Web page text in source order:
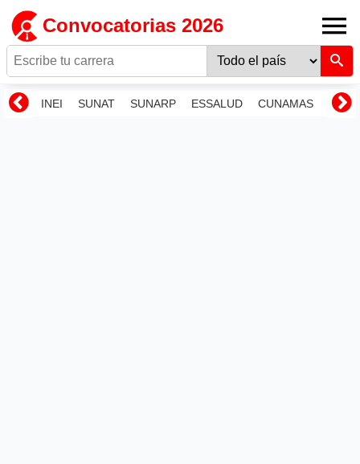
Convocatorias 2026
INEI SUNAT SUNARP ESSALUD CUNAMAS